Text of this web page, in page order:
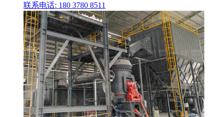
联系电话: 180 3780 8511